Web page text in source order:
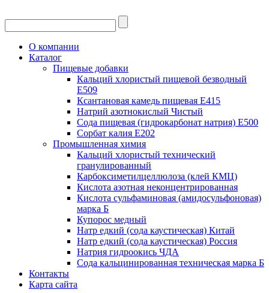
О компании
Каталог
Пищевые добавки
Кальций хлористый пищевой безводный
Е509
Ксантановая камедь пищевая Е415
Натрий азотнокислый Чистый
Сода пищевая (гидрокарбонат натрия) Е500
Сорбат калия Е202
Промышленная химия
Кальций хлористый технический
гранулированный
Карбоксиметилцеллюлоза (клей КМЦ)
Кислота азотная неконцентрированная
Кислота сульфаминовая (амидосульфоновая)
марка Б
Купорос медный
Натр едкий (сода каустическая) Китай
Натр едкий (сода каустическая) Россия
Натрия гидроокись ЧДА
Сода кальцинированная техническая марка Б
Контакты
Карта сайта